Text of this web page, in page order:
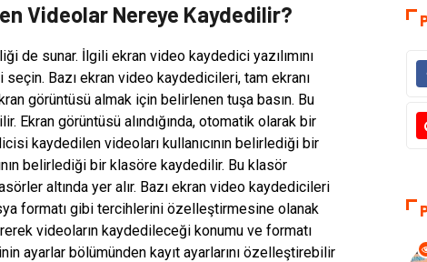
Videolar Nereye Kaydedilir?
de sunar. İlgili ekran video kaydedici yazılımını
Bazı ekran video kaydedicileri, tam ekranı
görüntüsü almak için belirlenen tuşa basın. Bu
Ekran görüntüsü alındığında, otomatik olarak bir
kaydedilen videoları kullanıcının belirlediği bir
belirlediği bir klasöre kaydedilir. Bu klasör
altında yer alır. Bazı ekran video kaydedicileri
formatı gibi tercihlerini özelleştirmesine olanak
videoların kaydedileceği konumu ve formatı
ayarlar bölümünden kayıt ayarlarını özelleştirebilir